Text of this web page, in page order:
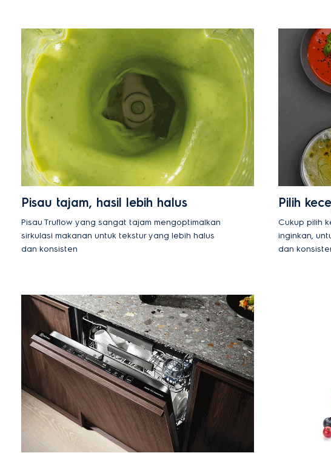
Pisau tajam, hasil lebih halus
Pisau Truflow yang sangat tajam mengoptimalkan
sirkulasi makanan untuk tekstur yang lebih halus
dan konsisten
Pilih
Cukup pilih
inginkan,
dan